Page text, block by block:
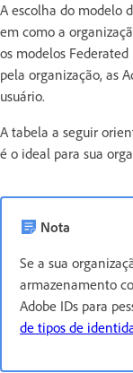
A escolha do modelo
em como a
os modelos
pela organização, as
usuário.
A tabela a seguir
é o ideal para sua
Nota
Se a sua
armazenamento
Adobe IDs para
de tipos de